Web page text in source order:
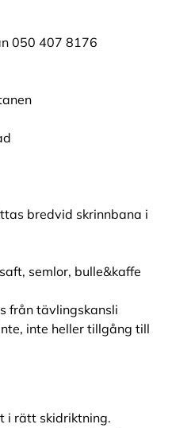
050 407 8176
bredvid skrinnbana i
semlor, bulle&kaffe
från tävlingskansli
inte heller tillgång till
i rätt skidriktning.